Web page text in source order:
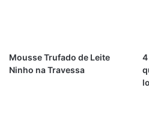
Mousse Trufado de Leite
Ninho na Travessa